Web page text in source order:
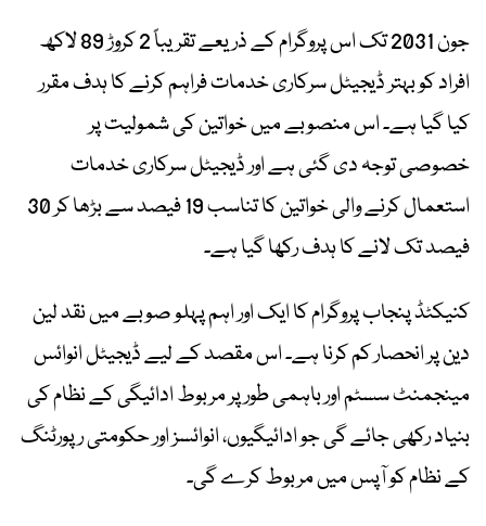
جون 2031 تک اس پروگرام کے ذریعے تقریباً 2 کروڑ 89 لاکھ
افراد کو بہتر ڈیجیٹل سرکاری خدمات فراہم کرنے کا ہدف مقرر
کیا گیا ہے۔ اس منصوبے میں خواتین کی شمولیت پر
خصوصی توجہ دی گئی ہے اور ڈیجیٹل سرکاری خدمات
استعمال کرنے والی خواتین کا تناسب 19 فیصد سے بڑھا کر 30
فیصد تک لانے کا ہدف رکھا گیا ہے۔
کنیکٹڈ پنجاب پروگرام کا ایک اور اہم پہلو صوبے میں نقد لین
دین پر انحصار کم کرنا ہے۔ اس مقصد کے لیے ڈیجیٹل انوائس
مینجمنٹ سسٹم اور باہمی طور پر مربوط ادائیگی کے نظام کی
بنیاد رکھی جائے گی جو ادائیگیوں، انوائسز اور حکومتی رپورٹنگ
کے نظام کو آپس میں مربوط کرے گی۔